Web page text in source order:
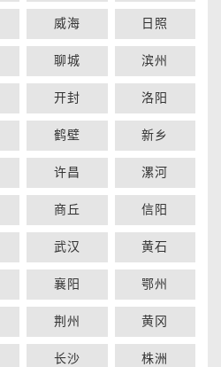
威海 日照
聊城 滨州
开封 洛阳
鹤壁 新乡
许昌 漯河
商丘 信阳
武汉 黄石
襄阳 鄂州
荆州 黄冈
长沙 株洲